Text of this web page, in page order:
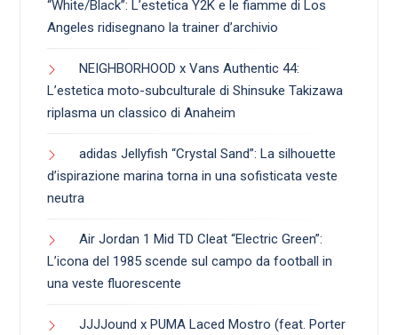
“White/Black”: L’estetica Y2K e le fiamme di Los
Angeles ridisegnano la trainer d’archivio
NEIGHBORHOOD x Vans Authentic 44:
L’estetica moto-subculturale di Shinsuke Takizawa
riplasma un classico di Anaheim
adidas Jellyfish “Crystal Sand”: La silhouette
d’ispirazione marina torna in una sofisticata veste
neutra
Air Jordan 1 Mid TD Cleat “Electric Green”:
L’icona del 1985 scende sul campo da football in
una veste fluorescente
JJJJound x PUMA Laced Mostro (feat. Porter